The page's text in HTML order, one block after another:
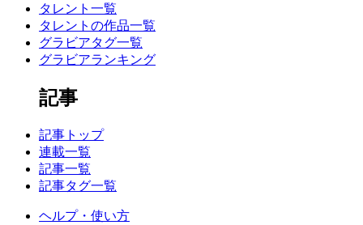
タレント一覧
タレントの作品一覧
グラビアタグ一覧
グラビアランキング
記事
記事トップ
連載一覧
記事一覧
記事タグ一覧
ヘルプ・使い方